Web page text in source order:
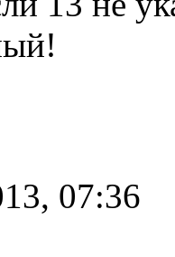
07:36